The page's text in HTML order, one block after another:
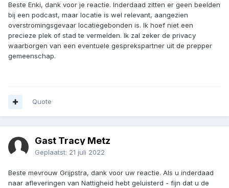
Beste Enki, dank voor je reactie. Inderdaad zitten er geen beelden
bij een podcast, maar locatie is wel relevant, aangezien
overstromingsgevaar locatiegebonden is. Ik hoef niet een
precieze plek of stad te vermelden. Ik zal zeker de privacy
waarborgen van een eventuele gesprekspartner uit de prepper
gemeenschap.
Quote
Gast Tracy Metz
Geplaatst: 21 juli 2022
Beste mevrouw Grijpstra, dank voor uw reactie. Als u inderdaad
naar afleveringen van Nattigheid hebt geluisterd - fijn dat u de